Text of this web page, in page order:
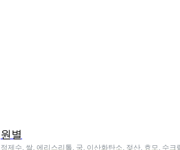
원별
정제수, 쌀, 에리스리톨, 국, 이산화탄소, 젖산, 효모, 수